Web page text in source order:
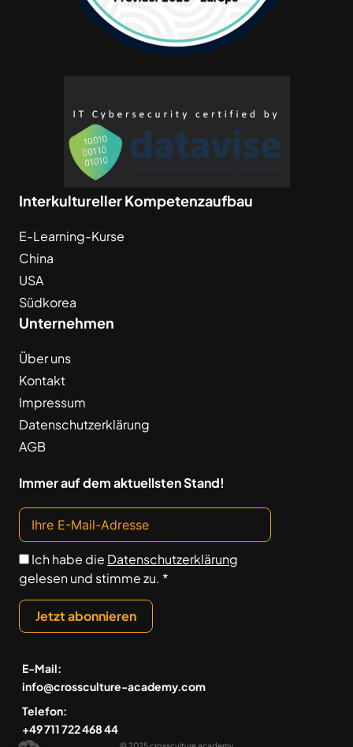
Interkultureller Kompetenzaufbau
E-Learning-Kurse
China
USA
Südkorea
Unternehmen
Über uns
Kontakt
Impressum
Datenschutzerklärung
AGB
Immer auf dem aktuellsten Stand!
Ich habe die Datenschutzerklärung
gelesen und stimme zu. *
Jetzt abonnieren
E-Mail:
info@crossculture-academy.com
Telefon:
+49 711 722 468 44